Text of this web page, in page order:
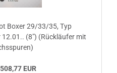
Boxer 29/33/35, Typ
(8") (Rückläufer mit
EUR